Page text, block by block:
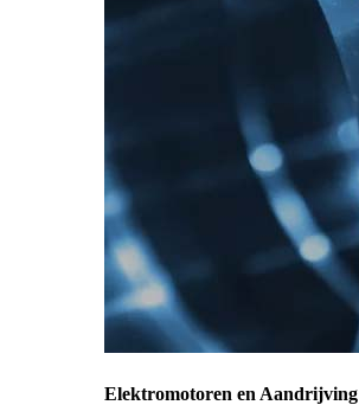
Elektromotoren en Aandrijving